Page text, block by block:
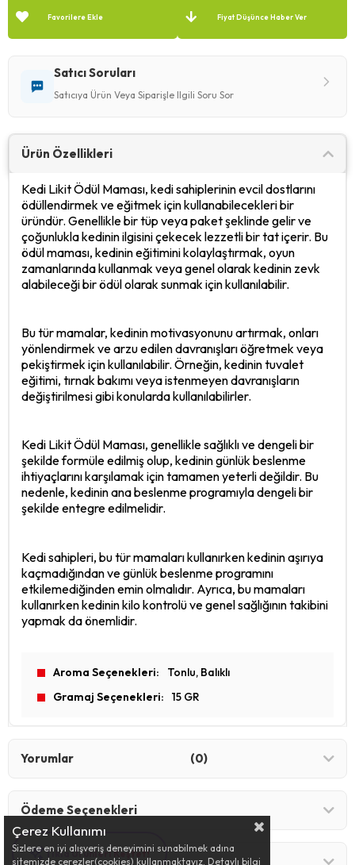
Favorilere Ekle Fiyat Düşünce Haber Ver
Satıcı Soruları
Satıcıya Ürün Veya Siparişle Ilgili Soru Sor
Ürün Özellikleri
Kedi Likit Ödül Maması, kedi sahiplerinin evcil dostlarını
ödüllendirmek ve eğitmek için kullanabilecekleri bir
üründür. Genellikle bir tüp veya paket şeklinde gelir ve
çoğunlukla kedinin ilgisini çekecek lezzetli bir tat içerir. Bu
ödül maması, kedinin eğitimini kolaylaştırmak, oyun
zamanlarında kullanmak veya genel olarak kedinin zevk
alabileceği bir ödül olarak sunmak için kullanılabilir.
Bu tür mamalar, kedinin motivasyonunu artırmak, onları
yönlendirmek ve arzu edilen davranışları öğretmek veya
pekiştirmek için kullanılabilir. Örneğin, kedinin tuvalet
eğitimi, tırnak bakımı veya istenmeyen davranışların
değiştirilmesi gibi konularda kullanılabilirler.
Kedi Likit Ödül Maması, genellikle sağlıklı ve dengeli bir
şekilde formüle edilmiş olup, kedinin günlük beslenme
ihtiyaçlarını karşılamak için tamamen yeterli değildir. Bu
nedenle, kedinin ana beslenme programıyla dengeli bir
şekilde entegre edilmelidir.
Kedi sahipleri, bu tür mamaları kullanırken kedinin aşırıya
kaçmadığından ve günlük beslenme programını
etkilemediğinden emin olmalıdır. Ayrıca, bu mamaları
kullanırken kedinin kilo kontrolü ve genel sağlığının takibini
yapmak da önemlidir.
Aroma Seçenekleri Tonlu Balıklı
Gramaj Seçenekleri
15 GR
Yorumlar (0)
Ödeme Seçenekleri
Mağazamız Nerede ?
Çerez Kullanımı
Sizlere en iyi alışveriş deneyimini sunabilmek adına
sitemizde çerezler(cookies) kullanmaktayız. Detaylı bilgi
Tıkla Ürünleri Keşfet!